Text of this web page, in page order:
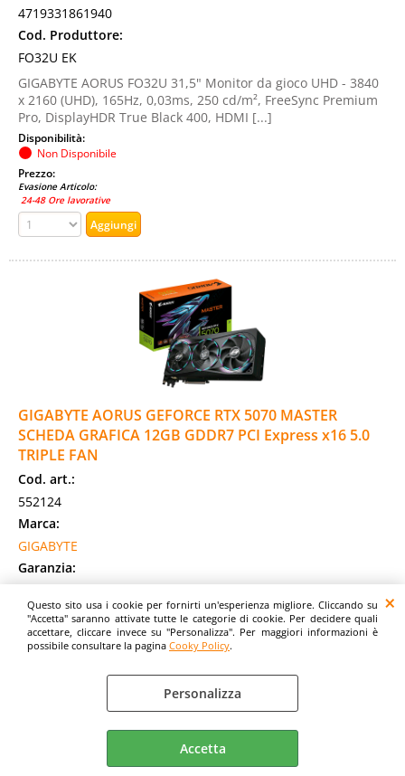
Questo sito usa i cookie per fornirti un'esperienza migliore. Cliccando su
"Accetta" saranno attivate tutte le categorie di cookie. Per decidere quali
accettare, cliccare invece su "Personalizza". Per maggiori informazioni è
possibile consultare la pagina Cooky Policy.
Personalizza
Accetta
4719331861940
Cod. Produttore:
FO32U EK
GIGABYTE AORUS FO32U 31,5" Monitor da gioco UHD - 3840
x 2160 (UHD), 165Hz, 0,03ms, 250 cd/m², FreeSync Premium
Pro, DisplayHDR True Black 400, HDMI [...]
Disponibilità:
Non Disponibile
Prezzo:
Evasione Articolo:
24-48 Ore lavorative
GIGABYTE AORUS GEFORCE RTX 5070 MASTER
SCHEDA GRAFICA 12GB GDDR7 PCI Express x16 5.0
TRIPLE FAN
Cod. art.:
552124
Marca:
GIGABYTE
Garanzia:
ITALIA
Cod. EAN:
4719331355753
Cod. Produttore:
9VN5070AM-00-G10
GIGABYTE AORUS GeForce RTX 5070 MASTER 12G Scheda